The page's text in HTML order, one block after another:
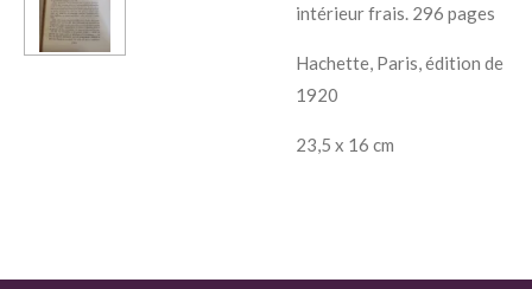
intérieur frais. 296 pages
Hachette, Paris, édition de
1920
23,5 x 16 cm